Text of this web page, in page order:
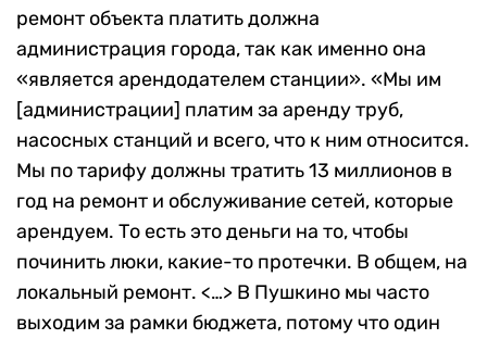
ремонт объекта платить должна
администрация города, так как именно она
«является арендодателем станции». «Мы им
[администрации] платим за аренду труб,
насосных станций и всего, что к ним относится.
Мы по тарифу должны тратить 13 миллионов в
год на ремонт и обслуживание сетей, которые
арендуем. То есть это деньги на то, чтобы
починить люки, какие-то протечки. В общем, на
локальный ремонт. <…> В Пушкино мы часто
выходим за рамки бюджета, потому что один